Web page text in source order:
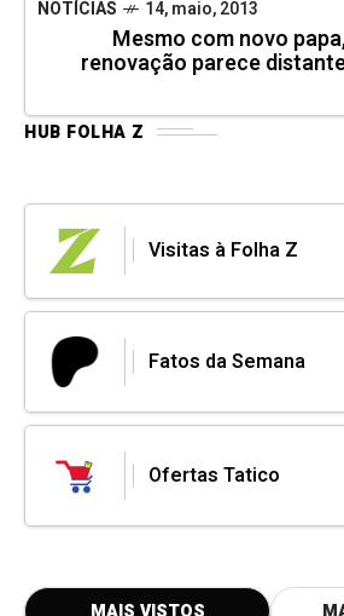
NOTÍCIAS 14, maio, 2013
Mesmo com novo
renovação parece
HUB FOLHA Z
Visitas à Folha Z
Fatos da Semana
Ofertas Tatico